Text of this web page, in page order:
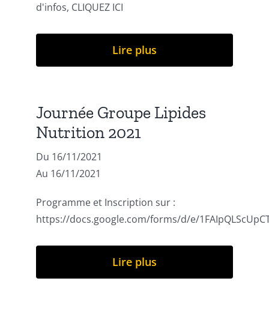
d'infos, CLIQUEZ ICI
Lire plus
Journée Groupe Lipides
Nutrition 2021
Du 16/11/2021
Au 16/11/2021
Programme et Inscription sur :
https://docs.google.com/forms/d/e/
Lire plus